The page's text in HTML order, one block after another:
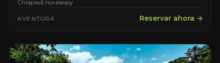
Cristobal de las Casas
Chiapas6 horaseasy
AVENTURA Reservar ahora →